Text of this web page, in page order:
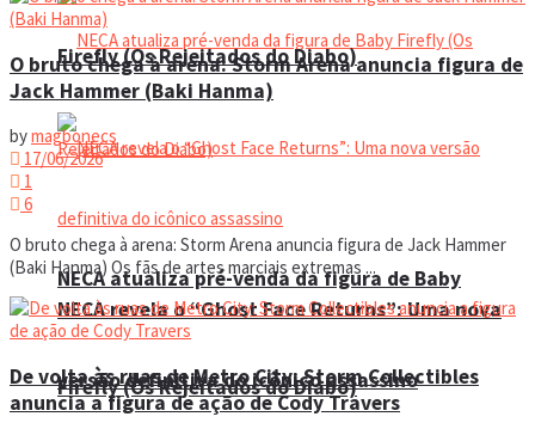
NECA atualiza pré-venda da figura de Baby
Firefly (Os Rejeitados do Diabo)
Firefly (Os Rejeitados do Diabo)
NECA revela o “Ghost Face Returns”: Uma nova
versão definitiva do icônico assassino
O bruto chega à arena: Storm Arena anuncia figura de
Jack Hammer (Baki Hanma)
bymagbonecs
17/06/2026
1
6
O bruto chega à arena: Storm Arena anuncia figura de Jack Hammer
(Baki Hanma) Os fãs de artes marciais extremas ...
De volta às ruas de Metro City: Storm Collectibles
anuncia a figura de ação de Cody Travers